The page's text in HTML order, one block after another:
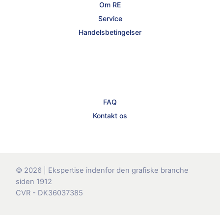
Om RE
Service
Handelsbetingelser
FAQ
Kontakt os
© 2026 | Ekspertise indenfor den grafiske branche
siden 1912
CVR - DK36037385